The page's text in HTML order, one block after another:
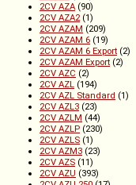
2CV AZA (90)
2CV AZA2 (1)
2CV AZAM (209)
2CV AZAM 6 (19)
2CV AZAM 6 Export (2)
2CV AZAM Export (2)
2CV AZC (2)
2CV AZL (194)
2CV AZL Standard (1)
2CV AZL3 (23)
2CV AZLM (44)
2CV AZLP (230)
2CV AZLS (1)
2CV AZM3 (23)
2CV AZS (11)
2CV AZU (393)